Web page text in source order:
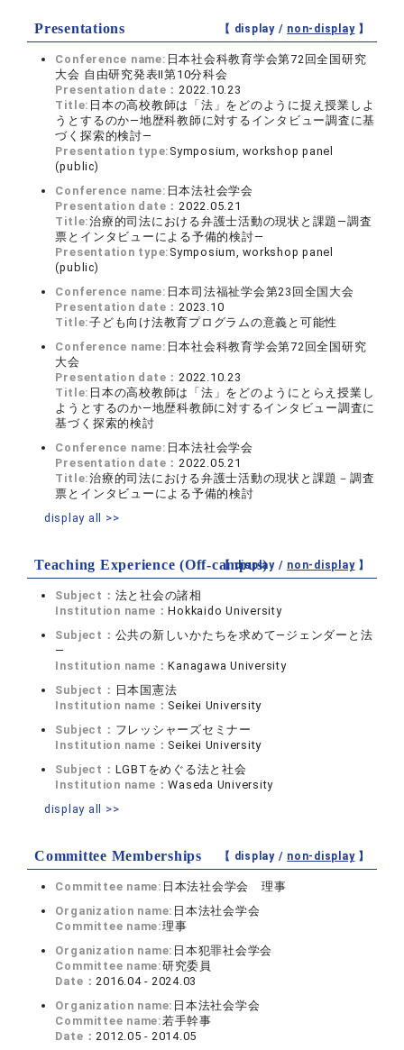
Presentations 【 display / non-display】
Conference name: 日本社会科教育学会第72回全国研究
大会 自由研究発表Ⅱ第10分科会
Presentation date：2022.10.23
Title: 日本の高校教師は「法」をどのように捉え授業しよ
うとするのか―地歴科教師に対するインタビュー調査に基
づく探索的検討―
Presentation type: Symposium, workshop panel
(public)
Conference name: 日本法社会学会
Presentation date：2022.05.21
Title:治療的司法における弁護士活動の現状と課題―調査
票とインタビューによる予備的検討―
Presentation type: Symposium, workshop panel
(public)
Conference name: 日本司法福祉学会第23回全国大会
Presentation date：2023.10
Title:子ども向け法教育プログラムの意義と可能性
Conference name: 日本社会科教育学会第72回全国研究
大会
Presentation date：2022.10.23
Title: 日本の高校教師は「法」をどのようにとらえ授業し
ようとするのか―地歴科教師に対するインタビュー調査に
基づく探索的検討
Conference name: 日本法社会学会
Presentation date：2022.05.21
Title:治療的司法における弁護士活動の現状と課題－調査
票とインタビューによる予備的検討
display all >>
Teaching Experience (Off-campus)
【 display / non-display】
Subject： 法と社会の諸相
Institution name：Hokkaido University
Subject： 公共の新しいかたちを求めて―ジェンダーと法
―
Institution name：Kanagawa University
Subject： 日本国憲法
Institution name： Seikei University
Subject： フレッシャーズセミナー
Institution name： Seikei University
Subject： LGBTをめぐる法と社会
Institution name：Waseda University
display all >>
Committee Memberships 【 display / non-display】
Committee name: 日本法社会学会 理事
Organization name: 日本法社会学会
Committee name:理事
Organization name: 日本犯罪社会学会
Committee name:研究委員
Date：2016.04 - 2024.03
Organization name: 日本法社会学会
Committee name:若手幹事
Date：2012.05 - 2014.05